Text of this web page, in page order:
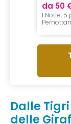
da 50
1 Notte,
Dalle
delle